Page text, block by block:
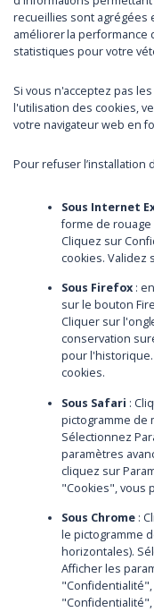
recueillies sont agrégées
améliorer la performance
statistiques pour votre
Si vous n'acceptez pas
l'utilisation des cookies,
votre navigateur web en
Pour refuser l’installation
Sous Internet
forme de
Cliquez sur
cookies. Validez
Sous Firefox:
sur le bouton
Cliquer sur
conservation
pour l'historique.
cookies.
Sous Safari :
pictogramme de
Sélectionnez
paramètres
cliquez sur
"Cookies", vous
Sous Chrome:
le pictogramme
horizontales).
Afficher les